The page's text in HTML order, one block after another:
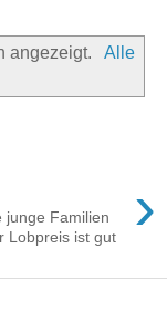
angezeigt.
Alle
›
junge Familien
Lobpreis ist gut